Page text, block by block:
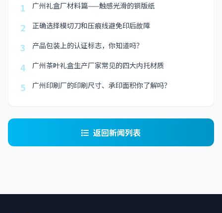
1
广州礼盒厂材料篇——触感光滑的铜版纸
2 正确选择模切刀和压痕线避免印后故障
3 产品包装上的认证标志，你知道吗？
4 广州茶叶礼盒生产厂家常见的四大内托材质
5 广州印刷厂的印刷尺寸、承印面积你了解吗？
返回新闻列表